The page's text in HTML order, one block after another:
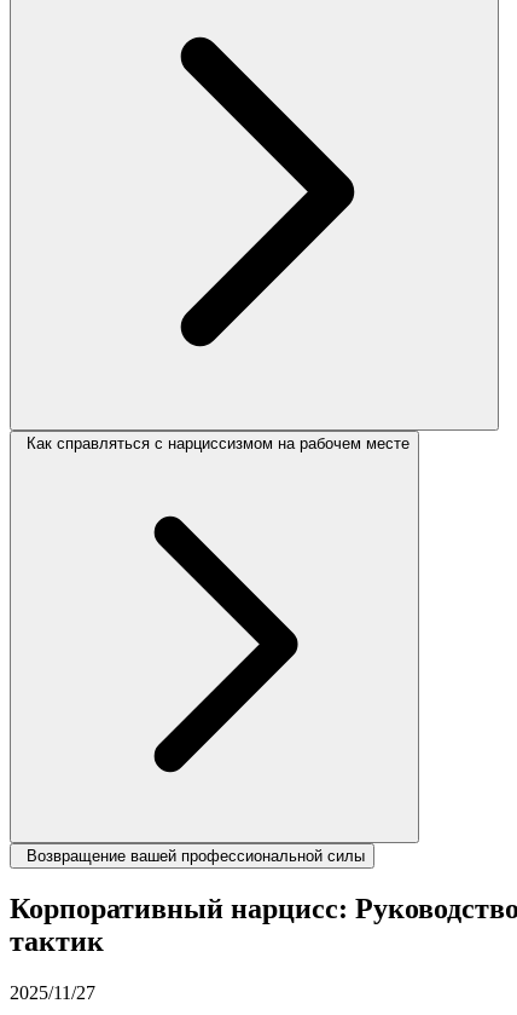
Как справляться с нарциссизмом на рабочем месте
Возвращение вашей профессиональной силы
Корпоративный нарцисс:
тактик
2025/11/27